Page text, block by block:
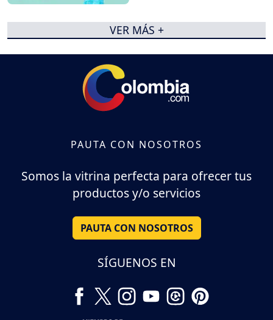
VER MÁS +
PAUTA CON NOSOTROS
Somos la vitrina perfecta para ofrecer tus
productos y/o servicios
PAUTA CON NOSOTROS
SÍGUENOS EN